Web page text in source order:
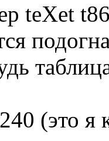
teXet
(это я